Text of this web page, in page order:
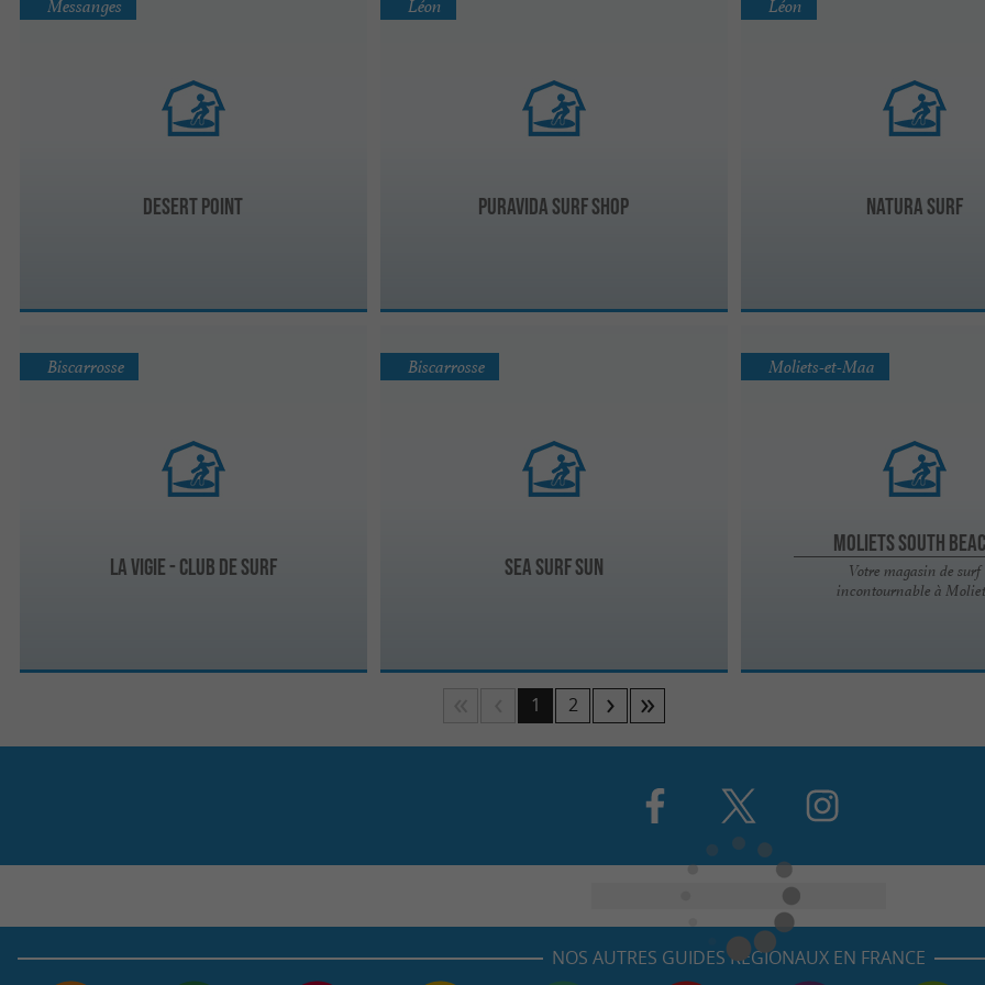
Desert point
Messanges
Puravida Surf Shop
Léon
Natura Surf
Léon
La Vigie - Club de Surf
Biscarrosse
Sea Surf Sun
Biscarrosse
Moliets South
Votre magasin de surf
incontournable à
Moliets-et-Maa
1 2
NOS AUTRES GUIDES RÉGIONAUX EN FRANCE